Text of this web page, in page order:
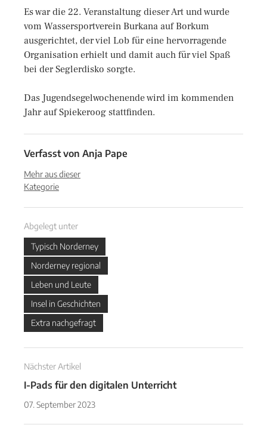
Es war die 22. Veranstaltung dieser Art und wurde
vom Wassersportverein Burkana auf Borkum
ausgerichtet, der viel Lob für eine hervorragende
Organisation erhielt und damit auch für viel Spaß
bei der Seglerdisko sorgte.
Das Jugendsegelwochenende wird im kommenden
Jahr auf Spiekeroog stattfinden.
Verfasst von Anja Pape
Mehr aus dieser
Kategorie
Abgelegt unter
Typisch Norderney
Norderney regional
Leben und Leute
Insel in Geschichten
Extra nachgefragt
Nächster Artikel
I-Pads für den digitalen Unterricht
07. September 2023